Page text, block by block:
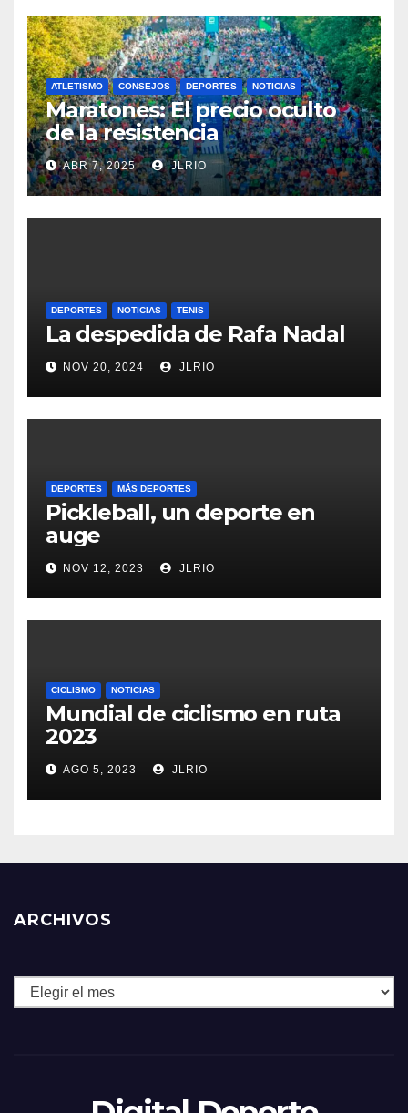
ATLETISMO CONSEJOS DEPORTES NOTICIAS
Maratones: El precio oculto
de la resistencia
ABR 7, 2025 JLRIO
DEPORTES NOTICIAS TENIS
La despedida de Rafa Nadal
NOV 20, 2024 JLRIO
DEPORTES MÁS DEPORTES
Pickleball, un deporte en
auge
NOV 12, 2023 JLRIO
CICLISMO NOTICIAS
Mundial de ciclismo en ruta
2023
AGO 5, 2023 JLRIO
ARCHIVOS
Archivos